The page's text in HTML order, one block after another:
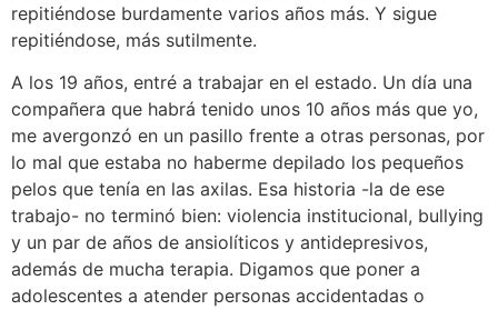
repitiéndose burdamente varios años más. Y sigue
repitiéndose, más sutilmente.
A los 19 años, entré a trabajar en el estado. Un día una
compañera que habrá tenido unos 10 años más que yo,
me avergonzó en un pasillo frente a otras personas, por
lo mal que estaba no haberme depilado los pequeños
pelos que tenía en las axilas. Esa historia -la de ese
trabajo- no terminó bien: violencia institucional, bullying
y un par de años de ansiolíticos y antidepresivos,
además de mucha terapia. Digamos que poner a
adolescentes a atender personas accidentadas o